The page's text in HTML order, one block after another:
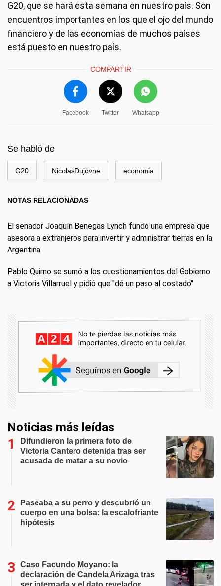
G20, que se hará esta semana en nuestro país. Son
encuentros importantes en los que el ojo del mundo
financiero y de las economías de muchos países
está puesto en nuestro país.
COMPARTIR
Facebook Twitter Whatsapp
Se habló de
G20 NicolasDujovne economia
NOTAS RELACIONADAS
El senador Joaquín Benegas Lynch fundó una empresa que
asesora a extranjeros para invertir y administrar tierras en la
Argentina
Pablo Quirno se sumó a los cuestionamientos del Gobierno
a Victoria Villarruel y pidió que "dé un paso al costado"
Noticias más leídas
Difundieron la primera foto de
Victoria Cantero detenida tras ser
acusada de matar a su novio
Paseaba a su perro y descubrió un
cuerpo en una bolsa: la escalofriante
hipótesis
Caso Facundo Moyano: la
declaración de Candela Arizaga tras
ser internada y el dato revelador